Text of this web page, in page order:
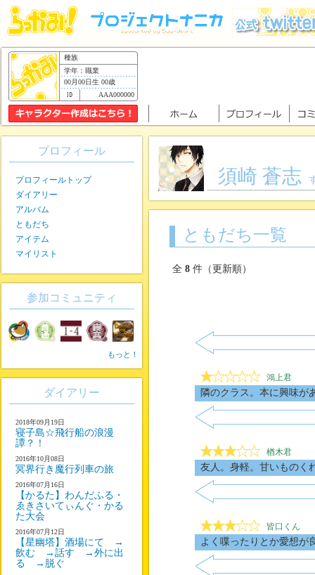
種族
学年：職業
00月00日生 00歳
AAA000000
須崎 蒼志
ともだち一覧
全 8 件（更新順）
鴻上君
隣のクラス。本に興味が
楢木君
友人。身軽。甘いものく
皆口くん
よく喋ったりとか愛想が
プロフィール
プロフィールトップ
ダイアリー
アルバム
ともだち
アイテム
マイリスト
参加コミュニティ
もっと！
ダイアリー
2018年09月19日
寝子島☆飛行船の浪漫
譚？！
2016年10月08日
冥界行き魔行列車の旅
2016年07月16日
【かるた】わんだふる・
ゑきさいてぃんぐ・かる
た大会
2016年07月12日
【星幽塔】酒場にて →
飲む →話す →外に出
る →脱ぐ